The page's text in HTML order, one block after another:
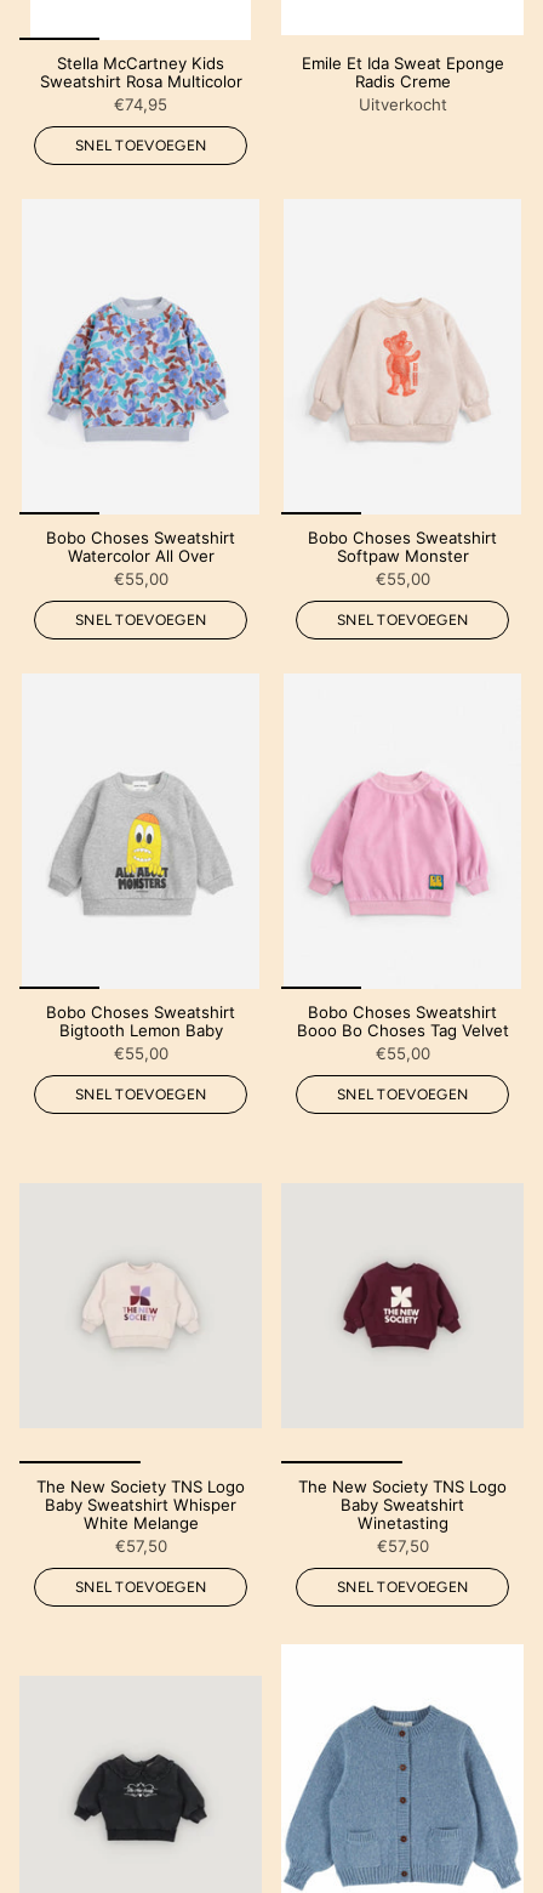
Stella McCartney Kids
Sweatshirt Rosa Multicolor
€74,95
SNEL TOEVOEGEN
Emile Et Ida Sweat Eponge
Radis Creme
Uitverkocht
Bobo Choses Sweatshirt
Watercolor All Over
€55,00
SNEL TOEVOEGEN
Bobo Choses Sweatshirt
Softpaw Monster
€55,00
SNEL TOEVOEGEN
Bobo Choses Sweatshirt
Bigtooth Lemon Baby
€55,00
SNEL TOEVOEGEN
Bobo Choses Sweatshirt
Booo Bo Choses Tag Velvet
€55,00
SNEL TOEVOEGEN
The New Society TNS Logo
Baby Sweatshirt Whisper
White Melange
€57,50
SNEL TOEVOEGEN
The New Society TNS Logo
Baby Sweatshirt
Winetasting
€57,50
SNEL TOEVOEGEN